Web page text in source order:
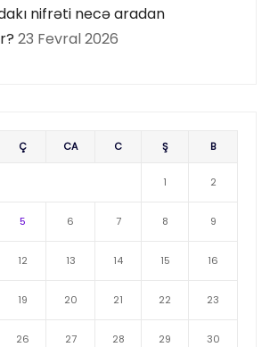
nifrəti necə aradan
23 Fevral 2026
Ç CA C Ş B
1 2
5 6 7 8 9
12 13 14 15 16
19 20 21 22 23
26 27 28 29 30